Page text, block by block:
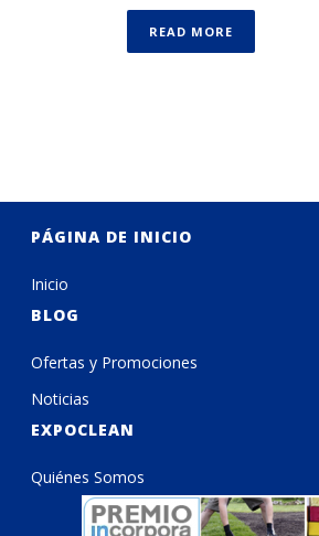
READ MORE
PÁGINA DE INICIO
Inicio
BLOG
Ofertas y Promociones
Noticias
EXPOCLEAN
Quiénes Somos